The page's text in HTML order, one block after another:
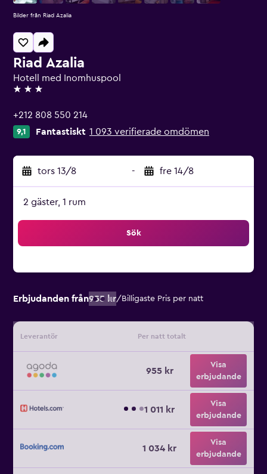
Riad Azalia
Hotell med Inomhuspool
3 stjärnor
+212 808 550 214
9,1 Fantastiskt 1 093 verifierade omdömen
tors 13/8 - fre 14/8
2 gäster, 1 rum
Sök
Erbjudanden från955 kr/ Billigaste Pris per natt
Leverantör Per natt totalt
955 kr
Visa
erbjudande
1 011 kr
Visa
erbjudande
1 034 kr
Visa
erbjudande
Bilder från Riad Azalia